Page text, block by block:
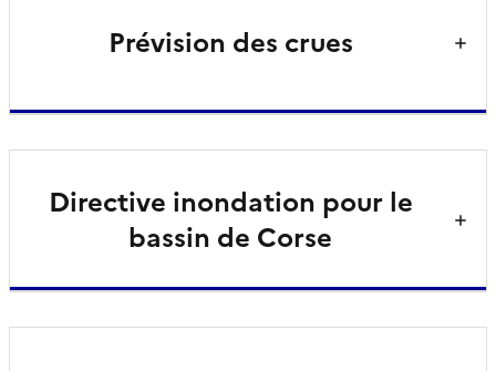
Prévision des crues
Directive inondation pour le
bassin de Corse